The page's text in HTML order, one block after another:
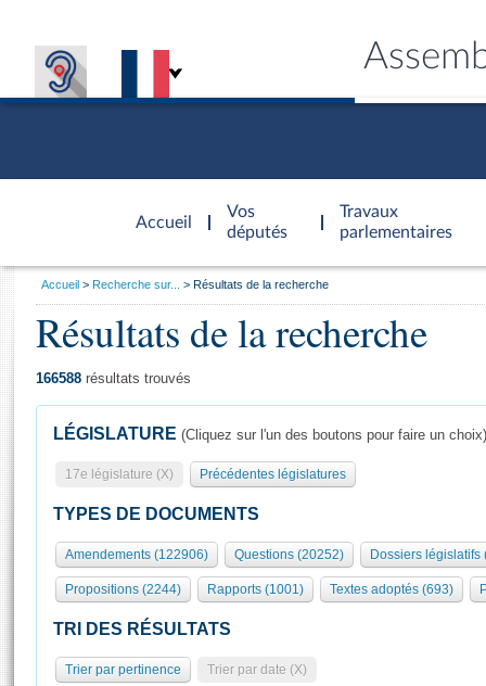
Accueil
d'accueil
Vos
députés
Travaux
parlementaires
Présidence
577 députés
Groupes politiques
Séance publique
Commissions et autres organes
Europe et International
Pétitions
Général
Rôle et pouvoirs de l'Assemblée
Organisation de l'Assemblée
Présidence Conférence des Présidents Bureau Collège des
Statistiques et chiffres clés
Visiter l'Assemblée
Visite virtuelle du palais Bourbon
Assister à une séance
Vous
Accueil Recherche sur... Résultats de la recherche
Résultats de la recherche
166588 résultats trouvés
LÉGISLATURE (Cliquez sur l'un des boutons pour faire un choix)
17e législature (X) Précédentes législatures
TYPES DE DOCUMENTS
Amendements (122906) Questions (20252) Dossiers législatifs
Propositions (2244) Rapports (1001) Textes adoptés (693)
TRI DES RÉSULTATS
Trier par pertinence Trier par date (X)